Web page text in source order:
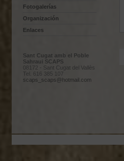
Fotogalerías
Organización
Enlaces
Sant Cugat amb el Poble
Sahraui SCAPS
08172 - Sant Cugat del Vallès
Tel. 616 385 107
scaps_scaps@hotmail.com